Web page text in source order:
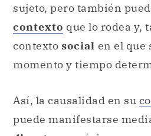
sujeto, pero también
contexto que lo rodea y,
contexto social en el que
momento y tiempo
Así, la causalidad en su
puede manifestarse